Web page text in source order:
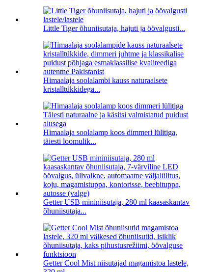
Little Tiger õhuniisutaja, hajuti ja öövalgusti...
Himaalaja soolalambi kauss naturaalsete
kristalltükkidega...
Himaalaja soolalamp koos dimmeri lülitiga,
täiesti loomulik...
Getter USB mininiisutaja, 280 ml kaasaskantav
õhuniisutaja...
Getter Cool Mist niisutajad magamistoa lastele,